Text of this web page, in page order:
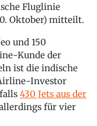
Fluglinie
Oktober) mitteilt.
und 150
Kunde der
ist die indische
Investor
430 Jets aus der
für vier